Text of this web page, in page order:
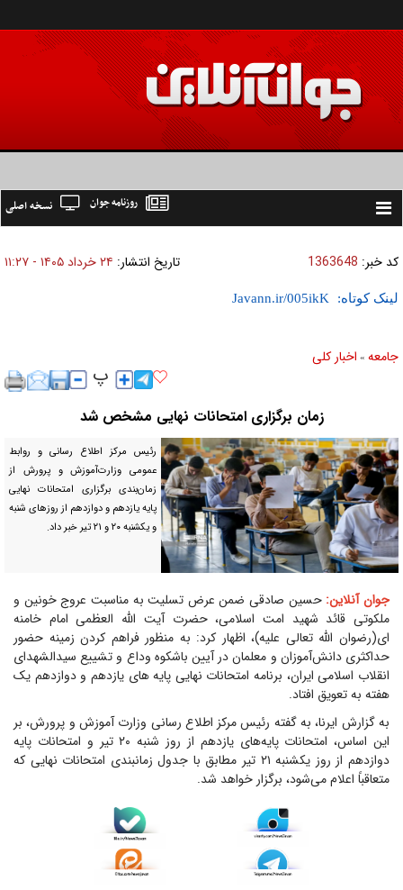
Toggle
نسخه اصلی روزنامه جوان
کد خبر: 1363648 تاریخ انتشار: ۲۴ خرداد ۱۴۰۵ - ۱۱:۲۷
لینک کوتاه:
جامعه » اخبار كلی
زمان برگزاری امتحانات نهایی مشخص شد
رئیس مرکز اطلاع رسانی و روابط
عمومی وزارت‌آموزش و پرورش از
زمان‌بندی برگزاری امتحانات نهایی
پایه یازدهم و دوازدهم از روزهای شنبه
و یکشنبه ۲۰ و ۲۱ تیر خبر داد.
جوان آنلاین: حسین صادقی ضمن عرض تسلیت به مناسبت عروج خونین و
ملکوتی قائد شهید امت اسلامی، حضرت آیت الله العظمی امام خامنه
ای(رضوان الله تعالی علیه)، اظهار کرد: به منظور فراهم کردن زمینه حضور
حداکثری دانش‌آموزان و معلمان در آیین باشکوه وداع و تشییع سیدالشهدای
انقلاب اسلامی ایران، برنامه امتحانات نهایی پایه های یازدهم و دوازدهم یک
هفته به تعویق افتاد.
به گزارش ایرنا، به گفته رئیس مرکز اطلاع رسانی وزارت آموزش و پرورش، بر
این اساس، امتحانات پایه‌های یازدهم از روز شنبه ۲۰ تیر و امتحانات پایه
دوازدهم از روز یکشنبه ۲۱ تیر مطابق با جدول زمانبندی امتحانات نهایی که
متعاقباً اعلام می‌شود، برگزار خواهد شد.